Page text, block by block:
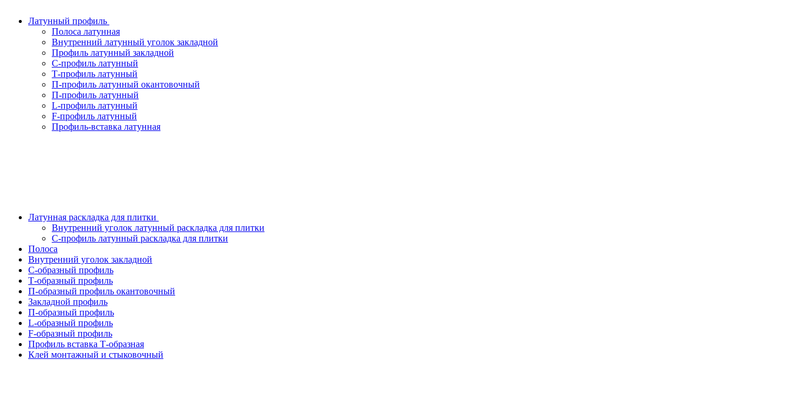
Латунный профиль
Полоса латунная
Внутренний латунный уголок закладной
Профиль латунный закладной
С-профиль латунный
Т-профиль латунный
П-профиль латунный окантовочный
П-профиль латунный
L-профиль латунный
F-профиль латунный
Профиль-вставка латунная
Латунная раскладка для плитки
Внутренний уголок латунный раскладка для плитки
С-профиль латунный раскладка для плитки
Полоса
Внутренний уголок закладной
С-образный профиль
Т-образный профиль
П-образный профиль окантовочный
Закладной профиль
П-образный профиль
L-образный профиль
F-образный профиль
Профиль вставка Т-образная
Клей монтажный и стыковочный